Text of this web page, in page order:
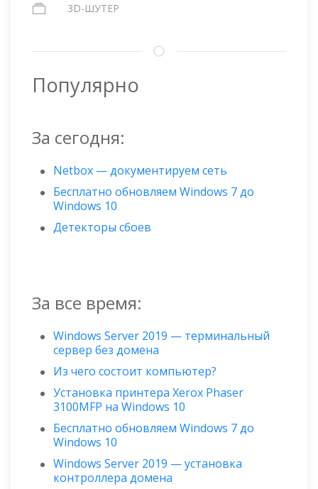
3D-ШУТЕР
Популярно
За сегодня:
Netbox — документируем сеть
Бесплатно обновляем Windows 7 до
Windows 10
Детекторы сбоев
За все время:
Windows Server 2019 — терминальный
сервер без домена
Из чего состоит компьютер?
Установка принтера Xerox Phaser
3100MFP на Windows 10
Бесплатно обновляем Windows 7 до
Windows 10
Windows Server 2019 — установка
контроллера домена